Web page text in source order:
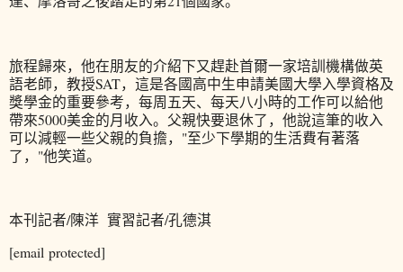
旅程歸來，他在朋友的介紹下又趕赴首爾一家培訓機構做英
語老師，教授SAT，這是各國高中生申請美國大學入學資格及
獎學金的重要參考，每周五天、每天八小時的工作可以給他
帶來5000美金的月收入。父親快要退休了，他說這筆的收入
可以減輕一些父親的負擔，"至少下學期的生活費有著落
了，"他笑道。
本刊記者/陳洋 實習記者/孔德淇
[email protected]